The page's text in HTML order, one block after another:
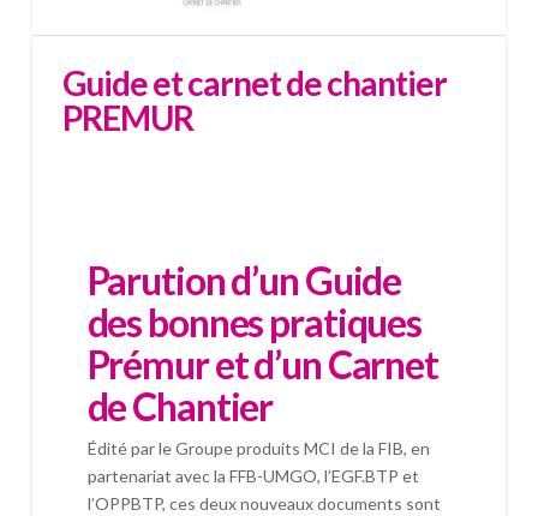
Guide et carnet de chantier
PREMUR
Parution d’un Guide
des bonnes pratiques
Prémur et d’un Carnet
de Chantier
Édité par le Groupe produits MCI de la FIB, en
partenariat avec la FFB-UMGO, l’EGF.BTP et
l’OPPBTP, ces deux nouveaux documents sont